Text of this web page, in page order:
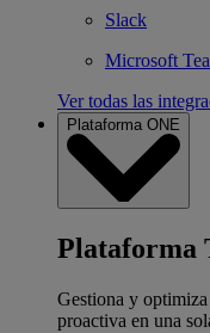
Slack
Microsoft
Ver todas las
Plataforma ONE
Plataforma
Gestiona y
proactiva en una